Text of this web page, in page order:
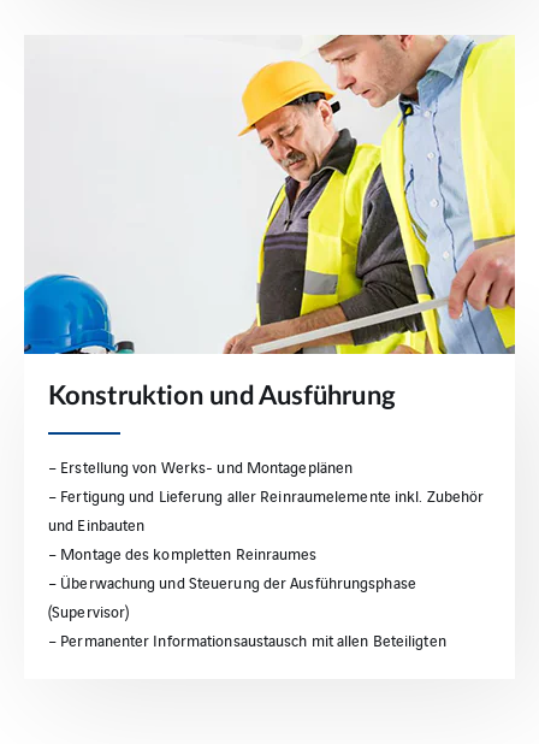
Konstruktion und Ausführung
– Erstellung von Werks- und Montageplänen
– Fertigung und Lieferung aller Reinraumelemente inkl. Zubehör
und Einbauten
– Montage des kompletten Reinraumes
– Überwachung und Steuerung der Ausführungsphase
(Supervisor)
– Permanenter Informationsaustausch mit allen Beteiligten